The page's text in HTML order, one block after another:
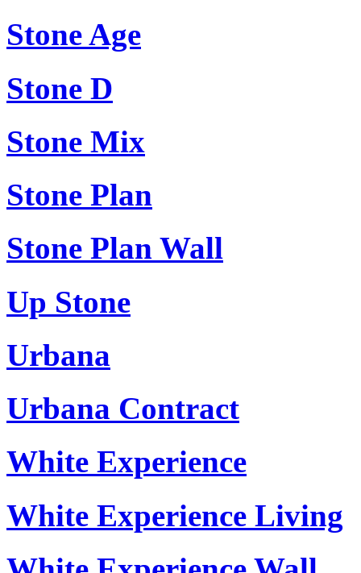
Stone Age
Stone D
Stone Mix
Stone Plan
Stone Plan Wall
Up Stone
Urbana
Urbana Contract
White Experience
White Experience Living